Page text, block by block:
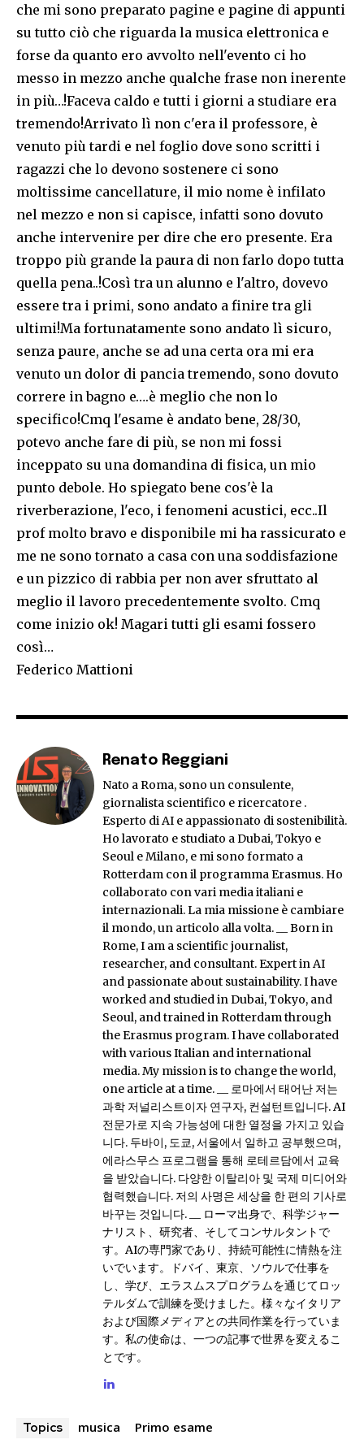
che mi sono preparato pagine e pagine di appunti
su tutto ciò che riguarda la musica elettronica e
forse da quanto ero avvolto nell'evento ci ho
messo in mezzo anche qualche frase non inerente
in più…!Faceva caldo e tutti i giorni a studiare era
tremendo!Arrivato lì non c'era il professore, è
venuto più tardi e nel foglio dove sono scritti i
ragazzi che lo devono sostenere ci sono
moltissime cancellature, il mio nome è infilato
nel mezzo e non si capisce, infatti sono dovuto
anche intervenire per dire che ero presente. Era
troppo più grande la paura di non farlo dopo tutta
quella pena..!Così tra un alunno e l'altro, dovevo
essere tra i primi, sono andato a finire tra gli
ultimi!Ma fortunatamente sono andato lì sicuro,
senza paure, anche se ad una certa ora mi era
venuto un dolor di pancia tremendo, sono dovuto
correre in bagno e….è meglio che non lo
specifico!Cmq l'esame è andato bene, 28/30,
potevo anche fare di più, se non mi fossi
inceppato su una domandina di fisica, un mio
punto debole. Ho spiegato bene cos'è la
riverberazione, l'eco, i fenomeni acustici, ecc..Il
prof molto bravo e disponibile mi ha rassicurato e
me ne sono tornato a casa con una soddisfazione
e un pizzico di rabbia per non aver sfruttato al
meglio il lavoro precedentemente svolto. Cmq
come inizio ok! Magari tutti gli esami fossero
così…
Federico Mattioni
Renato Reggiani
Nato a Roma, sono un consulente,
giornalista scientifico e ricercatore .
Esperto di AI e appassionato di sostenibilità.
Ho lavorato e studiato a Dubai, Tokyo e
Seoul e Milano, e mi sono formato a
Rotterdam con il programma Erasmus. Ho
collaborato con vari media italiani e
internazionali. La mia missione è cambiare
il mondo, un articolo alla volta. __ Born in
Rome, I am a scientific journalist,
researcher, and consultant. Expert in AI
and passionate about sustainability. I have
worked and studied in Dubai, Tokyo, and
Seoul, and trained in Rotterdam through
the Erasmus program. I have collaborated
with various Italian and international
media. My mission is to change the world,
one article at a time. __ 로마에서 태어난 저는
과학 저널리스트이자 연구자, 컨설턴트입니다. AI
전문가로 지속 가능성에 대한 열정을 가지고 있습
니다. 두바이, 도쿄, 서울에서 일하고 공부했으며,
에라스무스 프로그램을 통해 로테르담에서 교육
을 받았습니다. 다양한 이탈리아 및 국제 미디어와
협력했습니다. 저의 사명은 세상을 한 편의 기사로
바꾸는 것입니다. __ ローマ出身で、科学ジャー
ナリスト、研究者、そしてコンサルタントで
す。AIの専門家であり、持続可能性に情熱を注
いでいます。ドバイ、東京、ソウルで仕事を
し、学び、エラスムスプログラムを通じてロッ
テルダムで訓練を受けました。様々なイタリア
および国際メディアとの共同作業を行っていま
す。私の使命は、一つの記事で世界を変えるこ
とです。
Topics musica Primo esame